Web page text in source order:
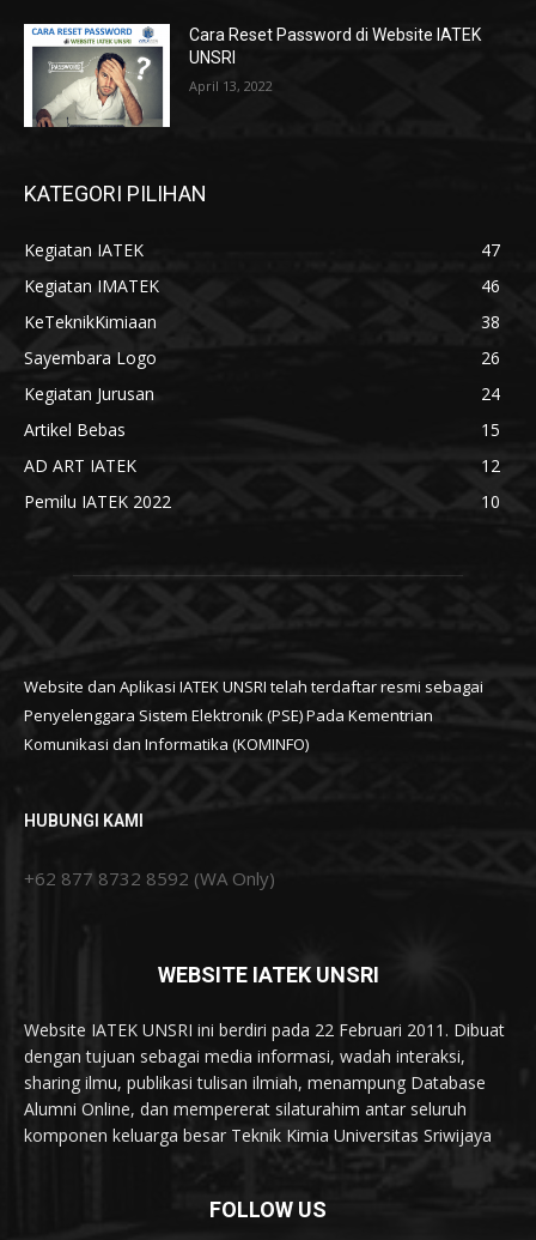
Cara Reset Password di Website IATEK
UNSRI
April 13, 2022
KATEGORI PILIHAN
Kegiatan IATEK
47
Kegiatan IMATEK
46
KeTeknikKimiaan
38
Sayembara Logo
26
Kegiatan Jurusan
24
Artikel Bebas
15
AD ART IATEK
12
Pemilu IATEK 2022
10
Website dan Aplikasi IATEK UNSRI telah terdaftar resmi sebagai
Penyelenggara Sistem Elektronik (PSE) Pada Kementrian
Komunikasi dan Informatika (KOMINFO)
HUBUNGI KAMI
+62 877 8732 8592 (WA Only)
WEBSITE IATEK UNSRI
Website IATEK UNSRI ini berdiri pada 22 Februari 2011. Dibuat
dengan tujuan sebagai media informasi, wadah interaksi,
sharing ilmu, publikasi tulisan ilmiah, menampung Database
Alumni Online, dan mempererat silaturahim antar seluruh
komponen keluarga besar Teknik Kimia Universitas Sriwijaya
FOLLOW US